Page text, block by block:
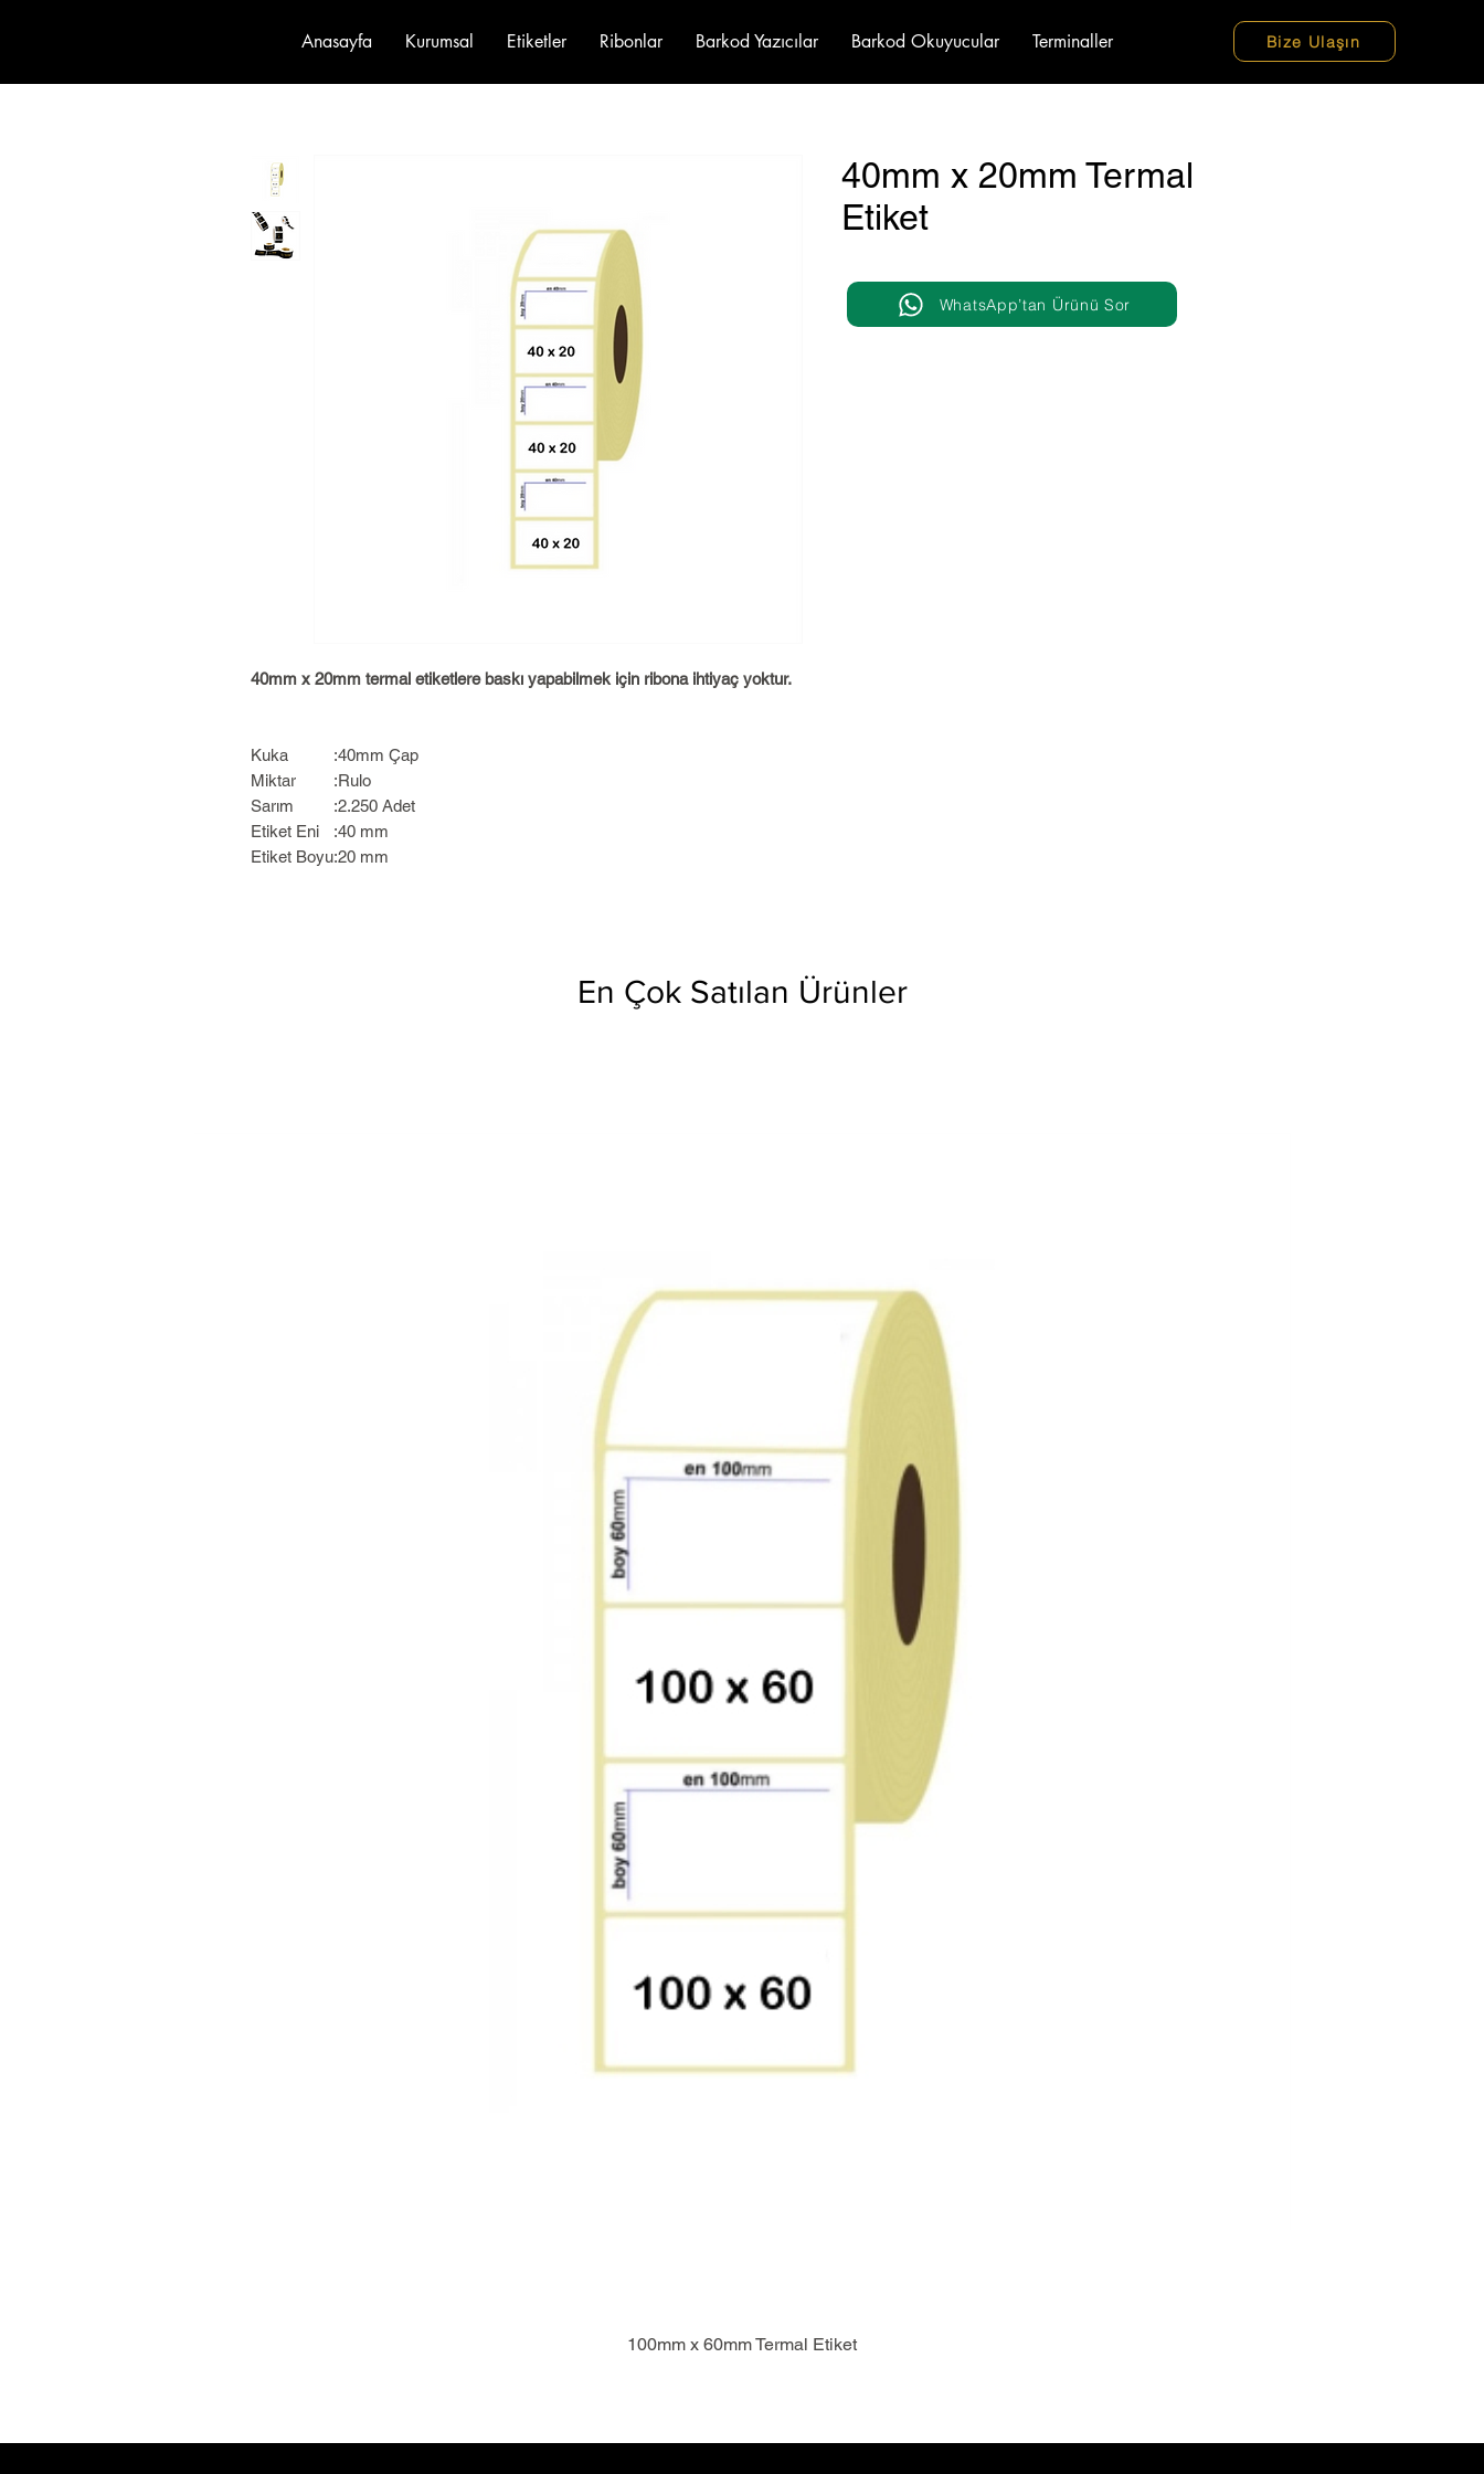
Anasayfa Kurumsal Etiketler Ribonlar Barkod Yazıcılar Barkod Okuyucular Terminaller Bize Ulaşın
40mm x 20mm termal etiketlere baskı yapabilmek için ribona ihtiyaç yoktur.
Kuka :40mm Çap
Miktar
:Rulo
Sarım
:2.250 Adet
Etiket Eni
:40 mm
Etiket Boyu:20 mm
40mm x 20mm Termal
Etiket
WhatsApp’tan Ürünü Sor
En Çok Satılan Ürünler
100mm x 60mm Termal Etiket